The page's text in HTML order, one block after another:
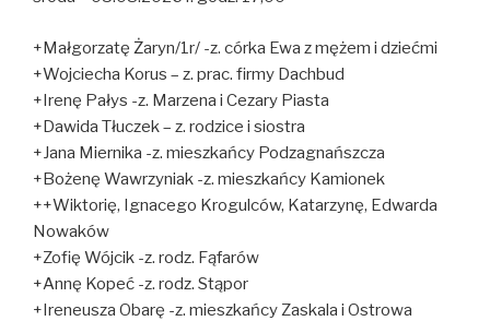
+Małgorzatę Żaryn/1r/ -z. córka Ewa z mężem i dziećmi
+Wojciecha Korus – z. prac. firmy Dachbud
+Irenę Pałys -z. Marzena i Cezary Piasta
+Dawida Tłuczek – z. rodzice i siostra
+Jana Miernika -z. mieszkańcy Podzagnańszcza
+Bożenę Wawrzyniak -z. mieszkańcy Kamionek
++Wiktorię, Ignacego Krogulców, Katarzynę, Edwarda
Nowaków
+Zofię Wójcik -z. rodz. Fąfarów
+Annę Kopeć -z. rodz. Stąpor
+Ireneusza Obarę -z. mieszkańcy Zaskala i Ostrowa